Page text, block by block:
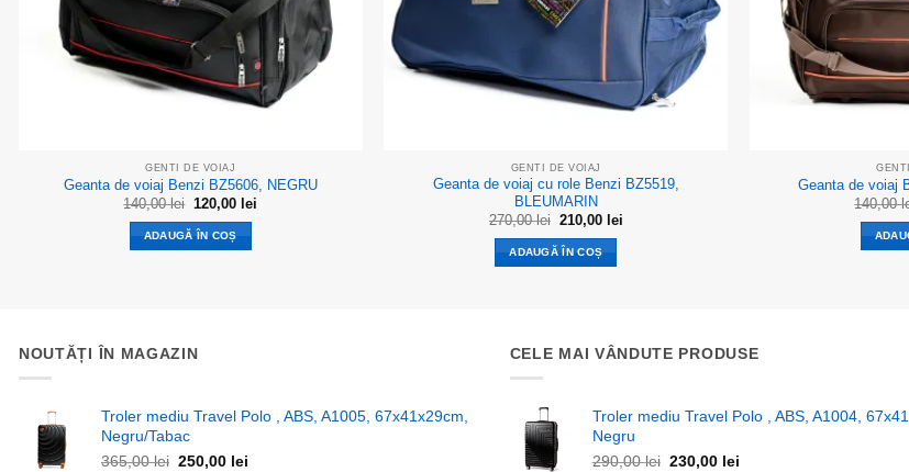
GENTI DE VOIAJ
Geanta de voiaj Benzi BZ5606, NEGRU
140,00lei Prețul
a
fost:
120,00 lei
ADAUGĂ ÎN COȘ
GENTI DE VOIAJ
Geanta de voiaj cu role Benzi BZ5519,
BLEUMARIN
270,00lei Prețul
a
fost:
210,00 leiPrețul
ADAUGĂ ÎN COȘ
Geanta de voiaj
140,00
NOUTĂȚI ÎN MAGAZIN
Troler mediu Travel Polo , ABS, A1005, 67x41x29cm,
Negru/Tabac
365,00lei Prețul
250,00 lei
CELE MAI VÂNDUTE PRODUSE
Troler mediu Travel Polo , ABS, A1004,
Negru
290,00lei Prețul
230,00 leiPrețul